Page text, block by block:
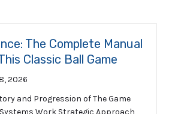
The Complete Manual
Classic Ball Game
2026
and Progression of The Game
Systems Work Strategic Approach